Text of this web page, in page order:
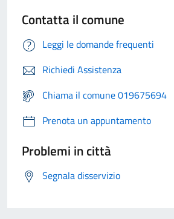
Contatta il comune
Leggi le domande frequenti
Richiedi Assistenza
Chiama il comune 019675694
Prenota un appuntamento
Problemi in città
Segnala disservizio